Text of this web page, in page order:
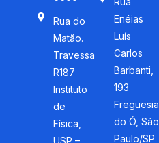
Rua do
Matão.
Travessa
R187
Instituto
de
Física,
USP –
Enéias
Luís
Carlos
Barbanti,
193
Freguesia
do Ó, São
Paulo/SP